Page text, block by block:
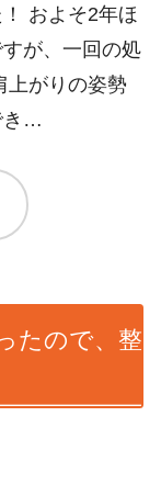
およそ2年ほ
が、一回の処
上がりの姿勢
き…
たので、整